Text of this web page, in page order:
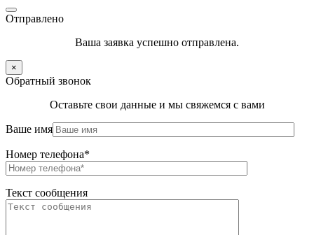
Отправлено
Ваша заявка успешно отправлена.
×
Обратный звонок
Оставьте свои данные и мы свяжемся с вами
Ваше имя
Номер телефона*
Текст сообщения